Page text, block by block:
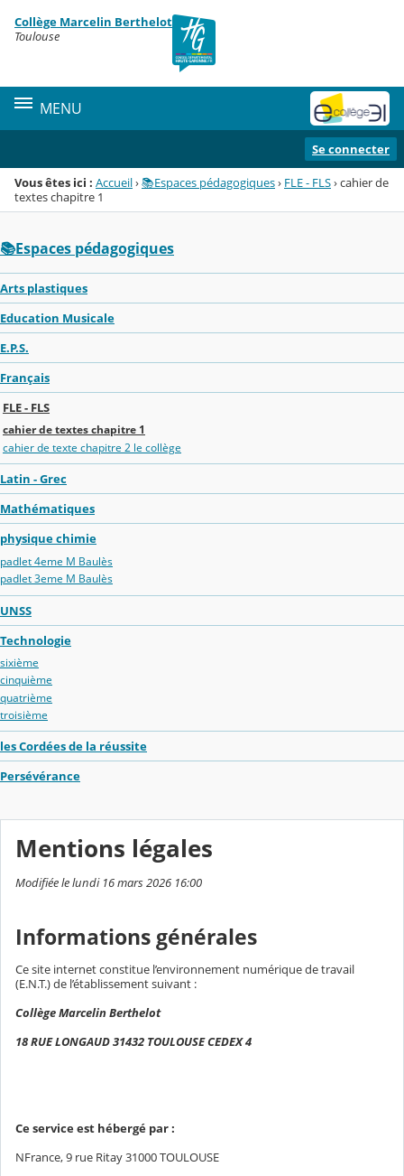
Menu de la rubrique
Contenu
Collège Marcelin Berthelot
Toulouse
MENU
Se connecter
Vous êtes ici : Accueil›📚Espaces pédagogiques› FLE - FLS›cahier de
textes chapitre 1
📚Espaces pédagogiques
Arts plastiques
Education Musicale
E.P.S.
Français
FLE - FLS
cahier de textes chapitre 1
cahier de texte chapitre 2 le collège
Latin - Grec
Mathématiques
physique chimie
padlet 4eme M Baulès
padlet 3eme M Baulès
UNSS
Technologie
sixième
cinquième
quatrième
troisième
les Cordées de la réussite
Persévérance
Mentions légales
Modifiée le lundi 16 mars 2026 16:00
Informations générales
Ce site internet constitue l’environnement numérique de travail
(E.N.T.) de l’établissement suivant :
Collège Marcelin Berthelot
18 RUE LONGAUD 31432 TOULOUSE CEDEX 4
Ce service est hébergé par :
NFrance, 9 rue Ritay 31000 TOULOUSE